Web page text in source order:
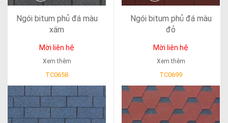
Ngói bitum phủ đá màu
xám
Mời liên hệ
Xem thêm
TC0658
Ngói bitum phủ đá màu
đỏ
Mời liên hệ
Xem thêm
TC0699